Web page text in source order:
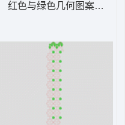
红色与绿色几何图案序列